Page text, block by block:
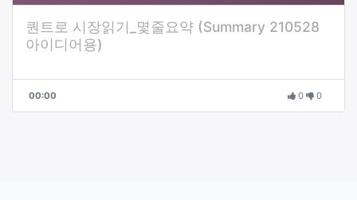
퀀트로 시장읽기_몇줄요약 (Summary 210528
아이디어용)
00:00 0 0